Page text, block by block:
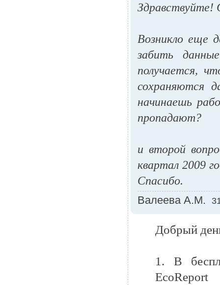
Здравствуйте!
Возникло еще
забить
получается,
сохраняются
начинаешь
пропадают?
и второй
квартал 2009
Спасибо.
Валеева А.М.
Добрый
1. В